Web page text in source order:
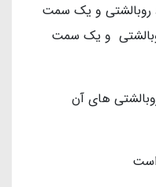
است. که ملحفه، 1عدد روبالشتی و یک سمت
زیر و 1 عدد روبالشتی و یک سمت
های آن